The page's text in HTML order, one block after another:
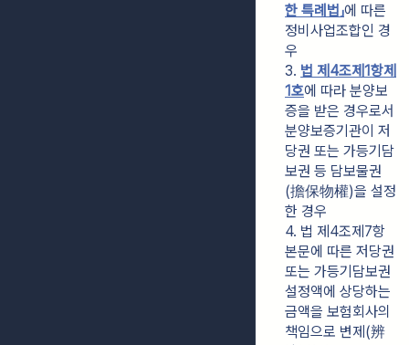
한 특례법」에 따른
정비사업조합인 경
우
3. 법 제4조제1항제
1호에 따라 분양보
증을 받은 경우로서
분양보증기관이 저
당권 또는 가등기담
보권 등 담보물권
(擔保物權)을 설정
한 경우
4. 법 제4조제7항
본문에 따른 저당권
또는 가등기담보권
설정액에 상당하는
금액을 보험회사의
책임으로 변제(辨